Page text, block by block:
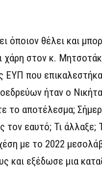
όποιον θέλει και
στον κ.
που
ήταν ο
το αποτέλεσμα;
τον εαυτό; Τι άλλαξε;
με το 2022
και εξέδωσε μια